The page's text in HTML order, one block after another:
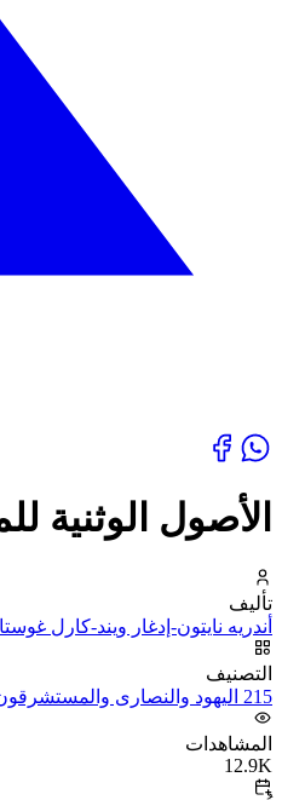
الأصول الوثنية
تأليف
أندريه نايتون-إدغار ويند-كارل
التصنيف
215 اليهود والنصارى والمستشرقون..
المشاهدات
12.9K